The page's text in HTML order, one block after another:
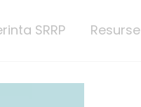
SRRP Resurse